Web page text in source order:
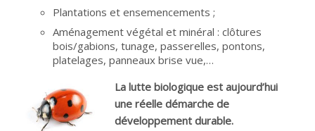
Plantations et ensemencements ;
Aménagement végétal et minéral : clôtures
bois/gabions, tunage, passerelles, pontons,
platelages, panneaux brise vue,…
La lutte biologique est aujourd’hui
une réelle démarche de
développement durable.